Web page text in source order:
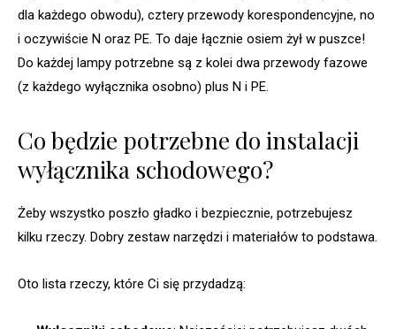
dla każdego obwodu), cztery przewody korespondencyjne, no
i oczywiście N oraz PE. To daje łącznie osiem żył w puszce!
Do każdej lampy potrzebne są z kolei dwa przewody fazowe
(z każdego wyłącznika osobno) plus N i PE.
Co będzie potrzebne do instalacji
wyłącznika schodowego?
Żeby wszystko poszło gładko i bezpiecznie, potrzebujesz
kilku rzeczy. Dobry zestaw narzędzi i materiałów to podstawa.
Oto lista rzeczy, które Ci się przydadzą: